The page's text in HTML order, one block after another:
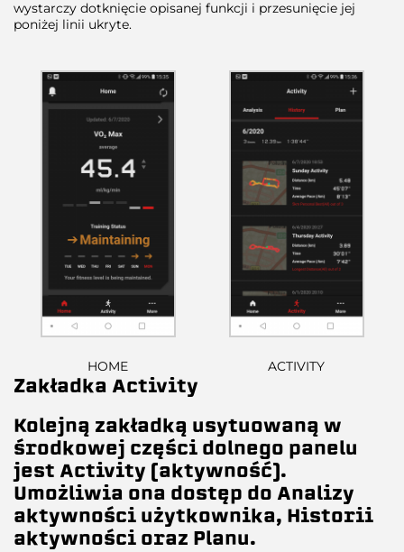
wystarczy dotknięcie opisanej funkcji i przesunięcie jej
poniżej linii ukryte.
HOME ACTIVITY
Zakładka Activity
Kolejną zakładką usytuowaną w
środkowej części dolnego panelu
jest Activity (aktywność).
Umożliwia ona dostęp do Analizy
aktywności użytkownika, Historii
aktywności oraz Planu.